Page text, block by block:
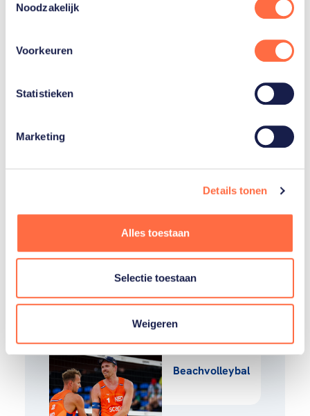
Noodzakelijk
Voorkeuren
Statistieken
Marketing
Details tonen
Alles toestaan
Selectie toestaan
Weigeren
Gerelateerde sporters
Raisa
Schoon
Toon alle 12
Gerelateerde teams
Beachvolleybal